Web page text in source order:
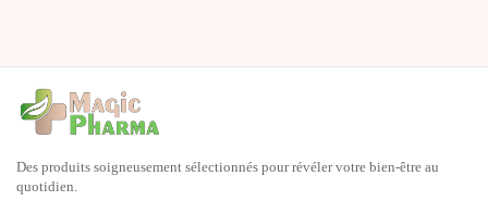
Des produits soigneusement sélectionnés pour révéler votre bien-être au
quotidien.